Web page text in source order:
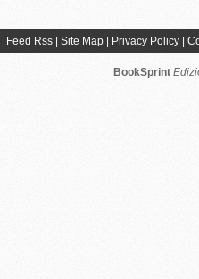
Feed Rss Site Map Privacy Policy
BookSprint